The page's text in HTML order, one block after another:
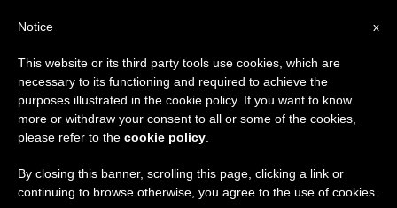
×
Aviso importante
Del 27 de julio al 7 de agosto haremos la pausa
anual, aprovechando que en el periodo de verano
se generan menos informaciones y también el
x
Notice
This website or its third party tools use cookies, which are
necessary to its functioning and required to achieve the
purposes illustrated in the cookie policy. If you want to know
more or withdraw your consent to all or some of the cookies,
please refer to the cookie policy
By closing this banner, scrolling this page, clicking a link or
continuing to browse otherwise, you agree to the use of cookies.